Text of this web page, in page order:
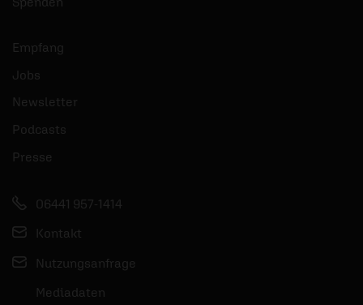
Empfang
Jobs
Newsletter
Podcasts
Presse
06441 957-1414
Kontakt
Nutzungsanfrage
Mediadaten